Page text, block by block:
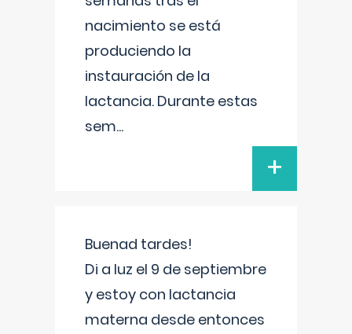
nacimiento se está
produciendo la
instauración de la
lactancia. Durante estas
sem...
+
Buenad tardes!
Di a luz el 9 de septiembre
y estoy con lactancia
materna desde entonces